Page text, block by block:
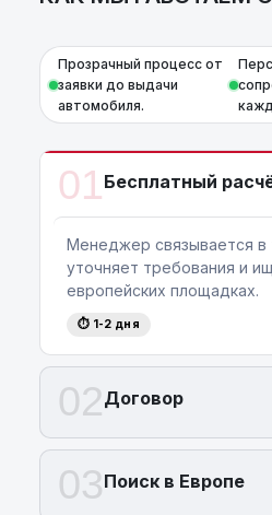
Прозрачный процесс от
заявки до выдачи
автомобиля.
01Бесплатный
Менеджер связывается в
уточняет требования и
европейских площадках.
⏱ 1-2 дня
02Договор
03Поиск в Европе